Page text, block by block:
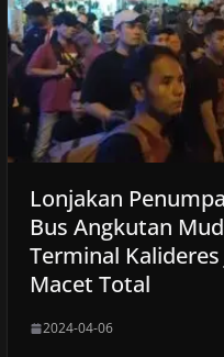
Lonjakan
Bus Angkutan
Terminal
Macet Total
2024-04-06